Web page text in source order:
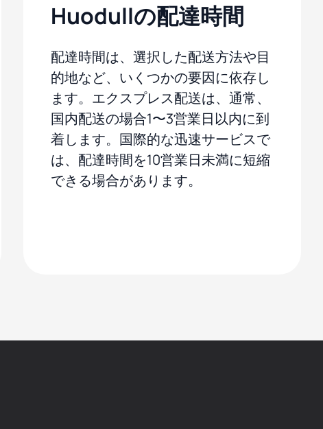
Huodullの配達時間
配達時間は、選択した配送方法や目
的地など、いくつかの要因に依存し
ます。エクスプレス配送は、通常、
国内配送の場合1〜3営業日以内に到
着します。国際的な迅速サービスで
は、配達時間を10営業日未満に短縮
できる場合があります。